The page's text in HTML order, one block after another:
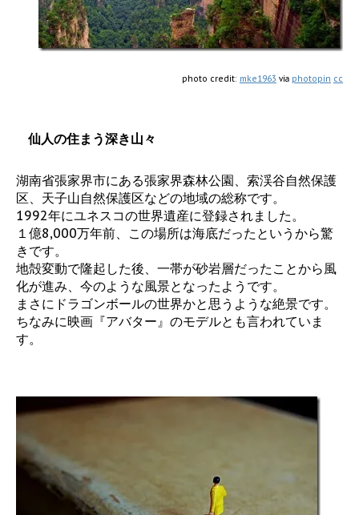
photo credit: mke1963 via photopin cc
仙人の住まう深き山々
湖南省張家界市にある張家界森林公園、索渓谷自然保護
区、天子山自然保護区などの地域の総称です。
1992年にユネスコの世界遺産に登録されました。
１億8,000万年前、この場所は海底だったというから驚
きです。
地殻変動で隆起した後、一帯が砂岩層だったことから風
化が進み、今のような風景となったようです。
まさにドラゴンボールの世界かと思うような絶景です。
ちなみに映画『アバター』のモデルとも言われていま
す。